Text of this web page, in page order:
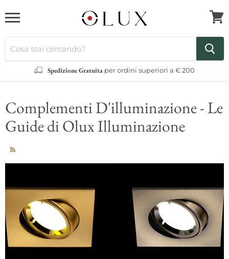
Spedizione Gratuita per ordini superiori a € 200
il
Complementi D'illuminazione - Le
Guide di Olux Illuminazione